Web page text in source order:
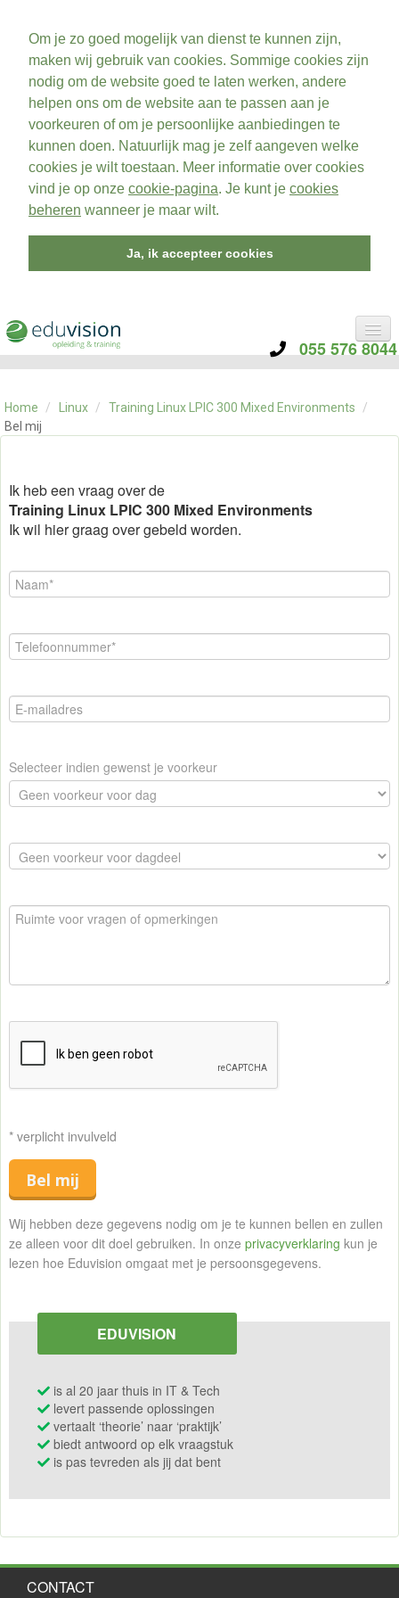
Om je zo goed mogelijk van dienst te kunnen zijn,
maken wij gebruik van cookies. Sommige cookies zijn
nodig om de website goed te laten werken, andere
helpen ons om de website aan te passen aan je
voorkeuren of om je persoonlijke aanbiedingen te
kunnen doen. Natuurlijk mag je zelf aangeven welke
cookies je wilt toestaan. Meer informatie over cookies
vind je op onze cookie-pagina. Je kunt je cookies
beheren wanneer je maar wilt.
Ja, ik accepteer cookies
055 576 8044
CATEGORIE
OVER ONS
CONTACT
Home / Linux / Training Linux LPIC 300 Mixed Environments
/
Bel mij
Ik heb een vraag over de
Training Linux LPIC 300 Mixed Environments
Ik wil hier graag over gebeld worden.
Selecteer indien gewenst je voorkeur
* verplicht invulveld
Bel mij
Wij hebben deze gegevens nodig om je te kunnen bellen en zullen
ze alleen voor dit doel gebruiken. In onze privacyverklaring kun je
lezen hoe Eduvision omgaat met je persoonsgegevens.
EDUVISION
is al 20 jaar thuis in IT & Tech
levert passende oplossingen
vertaalt ‘theorie’ naar ‘praktijk’
biedt antwoord op elk vraagstuk
is pas tevreden als jij dat bent
CONTACT